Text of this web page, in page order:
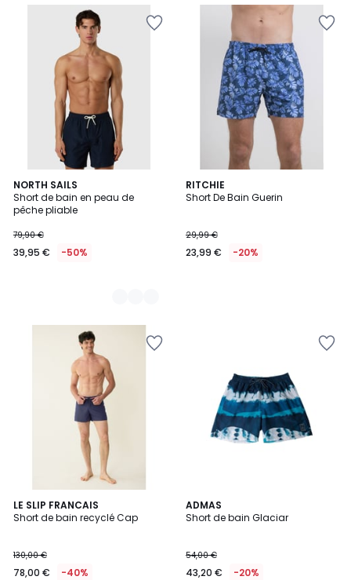
NORTH SAILS
Short de bain en peau de
pêche pliable
79,90 €
39,95 € -50%
4
Couleurs
RITCHIE
Short De Bain Guerin
29,99 €
23,99 € -20%
LE SLIP FRANCAIS
Short de bain recyclé Cap
130,00 €
78,00 € -40%
ADMAS
Short de bain Glaciar
54,00 €
43,20 € -20%